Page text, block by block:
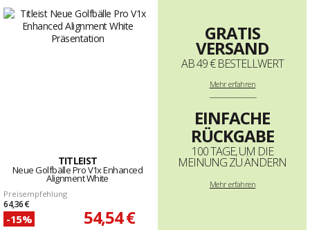
TITLEIST
Neue Golfbälle Pro V1x Enhanced
Alignment White
Preisempfehlung
64,36 €
-15% 54,54 €
GRATIS
VERSAND
AB 49 € BESTELLWERT
Mehrerfahren
--------------------------------------------------------------------
EINFACHE
RÜCKGABE
100 TAGE, UM DIE
MEINUNG ZU ÄNDERN
Mehr erfahren